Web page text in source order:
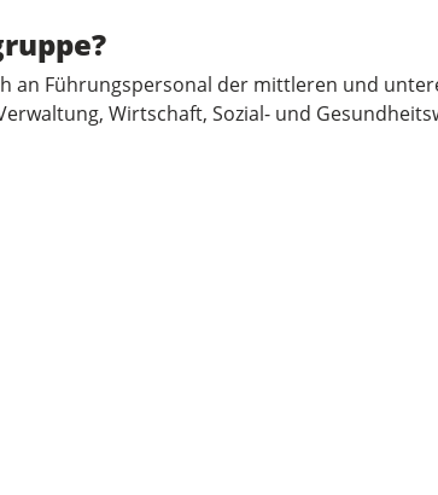
an Führungspersonal der mittleren und
Wirtschaft, Sozial- und